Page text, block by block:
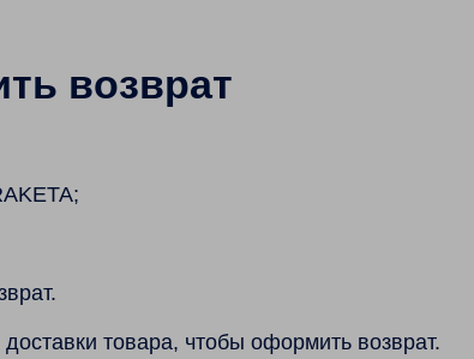
возврат
товара, чтобы оформить возврат.